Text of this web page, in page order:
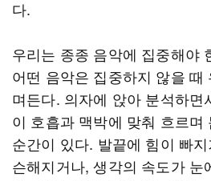
다.
우리는 종종 음악에 집중해야
어떤 음악은 집중하지 않을 때
며든다. 의자에 앉아 분석하면
이 호흡과 맥박에 맞춰 흐르며
순간이 있다. 발끝에 힘이 빠
슨해지거나, 생각의 속도가 눈